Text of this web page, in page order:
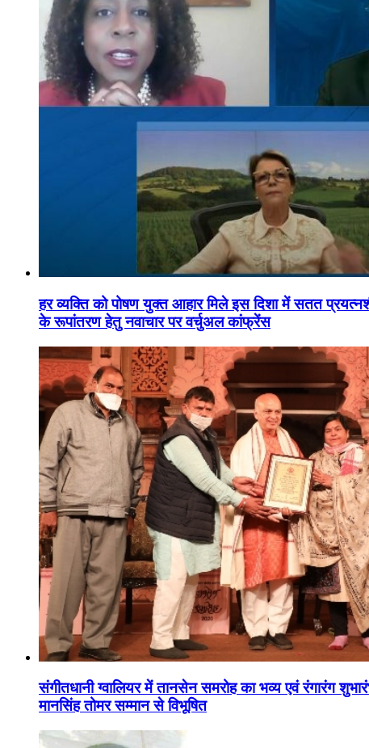
हर व्यक्ति को पोषण युक्त आहार मिले इस दिशा में सतत
के रूपांतरण हेतु नवाचार पर वर्चुअल कांफ्रेंस
संगीतधानी ग्वालियर में तानसेन समरोह का भव्य एवं रंगारंग
मानसिंह तोमर सम्मान से विभूषित